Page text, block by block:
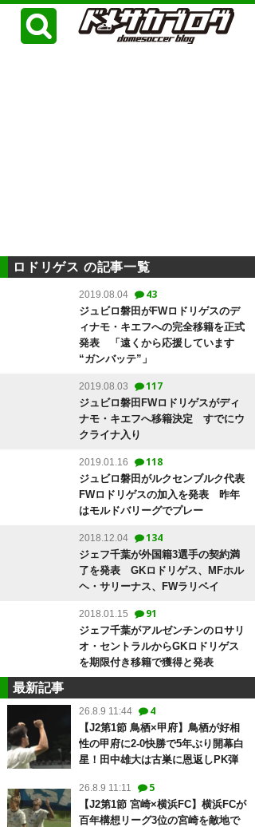
ロドリゲス の記事一覧
2019.08.04 43
ジュビロ磐田がFWロドリゲスのデ
ィナモ・キエフへの完全移籍を正式
発表 「遠くから応援しています
“ガンバッテ”」
2019.08.03 117
ジュビロ磐田FWロドリゲスがディ
ナモ・キエフへ移籍決定 すでにウ
クライナ入り
2019.01.16 118
ジュビロ磐田がルクセンブルク代表
FWロドリゲスの加入を発表 昨年
はモルドバリーグでプレー
2018.12.04 134
ジェフ千葉が外国籍3選手の契約満
了を発表 GKロドリゲス、MFホル
ヘ・サリーナス、FWラリベイ
2018.01.15 91
ジェフ千葉がアルゼンチンのロサリ
オ・セントラルからGKロドリゲス
を期限付き移籍で獲得と発表
最新記事
26.8.9 11:44 4
【J2第1節 鳥栖×甲府】鳥栖が好相
性の甲府に2-0快勝で5年ぶり開幕白
星！田中雄大は古巣に恩返しPK弾
26.8.9 11:11 5
【J2第1節 宮崎×横浜FC】横浜FCが
百年構想リーグ3位の宮崎を敵地で